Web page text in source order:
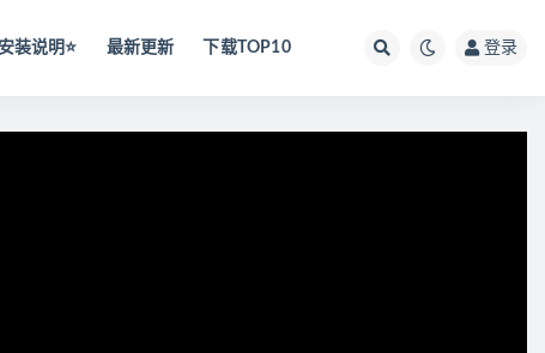
装说明⭐️ 最新更新 下载TOP10 登录